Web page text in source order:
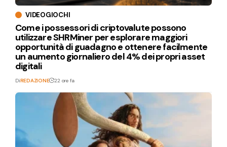
VIDEOGIOCHI
Come i possessori di criptovalute possono
utilizzare SHRMiner per esplorare maggiori
opportunità di guadagno e ottenere facilmente
un aumento giornaliero del 4% dei propri asset
digitali
DiREDAZIONE 22 ore fa